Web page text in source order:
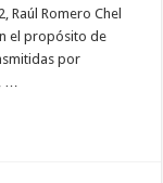
Raúl Romero Chel
el propósito de
por
…